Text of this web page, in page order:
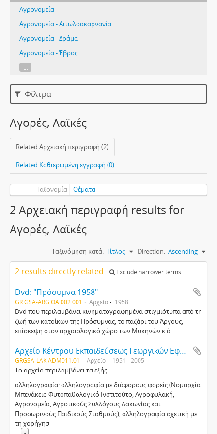
Αγρονομεία
Αγρονομεία - Αιτωλοακαρνανία
Αγρονομεία - Δράμα
Αγρονομεία - Έβρος
...
Φίλτρα
Αγορές, Λαϊκές
Related Αρχειακή περιγραφή (2)
Related Καθιερωμένη εγγραφή (0)
Ταξονομία Θέματα
2 Αρχειακή περιγραφή results for
Αγορές, Λαϊκές
Ταξινόμηση κατά: Τίτλος Direction: Ascending
2 results directly related Exclude narrower terms
Dvd: "Πρόσυμνα 1958"
GR GSA-ARG ΟΑ.002.001 Αρχείο 1958
Dvd που περιλαμβάνει κινηματογραφημένα στιγμιότυπα από τη
ζωή των κατοίκων της Πρόσυμνας, το παζάρι του Άργους,
επίσκεψη στον αρχαιολογικό χώρο των Μυκηνών κ.ά.
Αρχείο Κέντρου Εκπαιδεύσεως Γεωργικών Εφαρμογών και Ανάπτυξης (ΚΕΓΕΑ) Σκάλας
GRGSA-LAK ADM011.01 Αρχείο 1951 - 2005
Το αρχείο περιλαμβάνει τα εξής:
αλληλογραφία: αλληλογραφία με διάφορους φορείς (Νομαρχία,
Μπενάκειο Φυτοπαθολογικό Ινστιτούτο, Αγροφυλακή,
Αγρονομεία, Αγροτικούς Συλλόγους Λακωνίας και
Προσωρινούς Παιδικούς Σταθμούς), αλληλογραφία σχετική με
τη χορήγησ